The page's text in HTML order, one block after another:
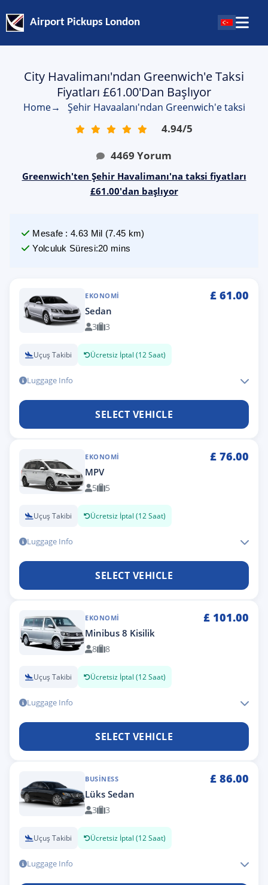
Airport Pickups London
City Havalimanı'ndan Greenwich'e Taksi
Fiyatları £61.00'dan Başlıyor
Home→ Şehir Havaalanı'ndan Greenwich'e taksi
4.94/5
4469 Yorum
Greenwich'ten Şehir Havalimanı'na taksi fiyatları
£61.00'dan başlıyor
Mesafe :4.63 Mil (7.45 km)
Yolculuk Süresi:20 mins
EKONOMI £ 61.00
Sedan
3 3
Uçuş Takibi Ücretsiz İptal (12 Saat)
Luggage Info
SELECT VEHICLE
EKONOMI £ 76.00
MPV
5 5
Uçuş Takibi Ücretsiz İptal (12 Saat)
Luggage Info
SELECT VEHICLE
EKONOMI £ 101.00
Minibus 8 Kisilik
8 8
Uçuş Takibi Ücretsiz İptal (12 Saat)
Luggage Info
SELECT VEHICLE
BUSINESS £ 86.00
Lüks Sedan
3 3
Uçuş Takibi Ücretsiz İptal (12 Saat)
Luggage Info